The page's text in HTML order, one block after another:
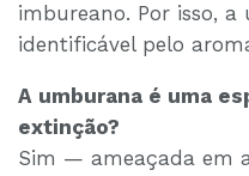
imbureano. Por isso,
identificável pelo
A umburana é uma
extinção?
Sim — ameaçada em